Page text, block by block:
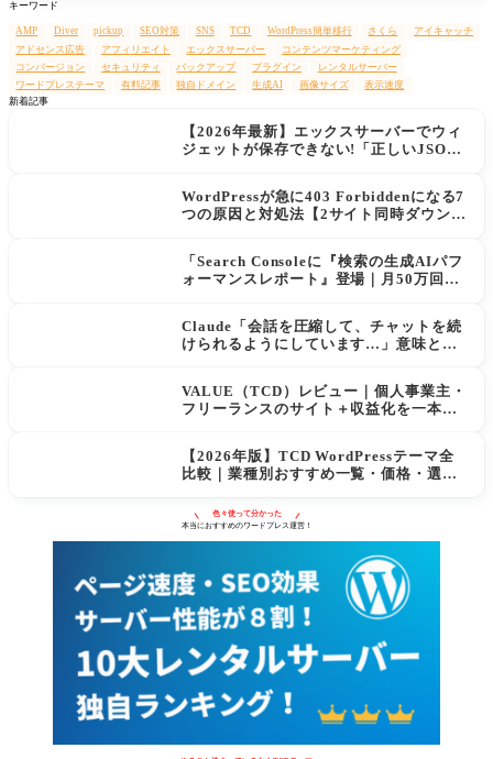
キーワード
AMP Diver pickup SEO対策 SNS TCD WordPress簡単移行 さくら
アイキャッチ
アドセンス広告
アフィリエイト エックスサーバー
コンテンツマーケティング
コンバージョン
セキュリティ バックアップ プラグイン
レンタルサーバー
ワードプレステーマ
有料記事 独自ドメイン 生成AI 画像サイズ
表示速度
新着記事
【2026年最新】エックスサーバーでウィ
ジェットが保存できない!「正しいJSON
WordPressが急に403 Forbiddenになる7
つの原因と対処法【2サイト同時ダウン→
「Search Consoleに『検索の生成AIパフ
ォーマンスレポート』登場｜月50万回AI
Claude「会話を圧縮して、チャットを続
けられるようにしています…」意味と使
VALUE（TCD）レビュー｜個人事業主・
フリーランスのサイト＋収益化を一本化
【2026年版】TCD WordPressテーマ全
比較｜業種別おすすめ一覧・価格・選び
色々使って分かった
本当におすすめのワードプレス運営！